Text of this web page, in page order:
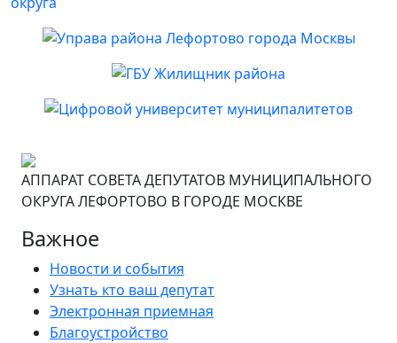
АППАРАТ СОВЕТА ДЕПУТАТОВ МУНИЦИПАЛЬНОГО
ОКРУГА ЛЕФОРТОВО В ГОРОДЕ МОСКВЕ
Важное
Новости и события
Узнать кто ваш депутат
Электронная приемная
Благоустройство